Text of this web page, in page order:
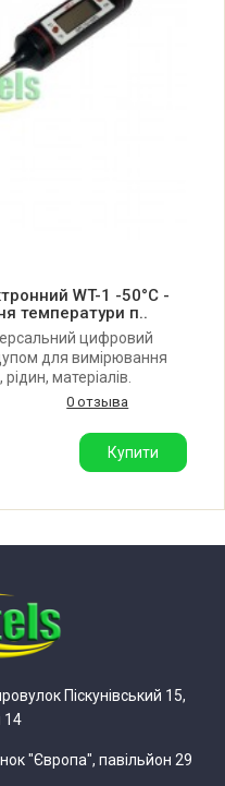
WT-1 -50°C -
температури п..
цифровий
для вимірювання
матеріалів.
°C - +300 °C. Довжина
LR44 (у комплекті).
0 отзыва
Купити
Піскунівський 15,
14
"Європа", павільйон 29